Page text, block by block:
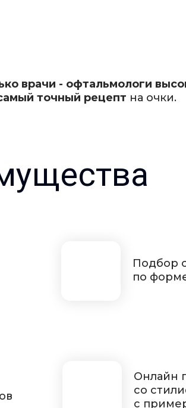
врачи - офтальмологи
точный рецепт на очки.
Подбор
по
Онлайн
со
с